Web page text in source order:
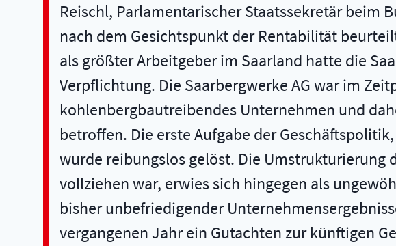
Reischl, Parlamentarischer Staatssekretär beim
nach dem Gesichtspunkt der Rentabilität
als größter Arbeitgeber im Saarland hatte die
Verpflichtung. Die Saarbergwerke AG war im
kohlenbergbautreibendes Unternehmen und
betroffen. Die erste Aufgabe der
wurde reibungslos gelöst. Die Umstrukturierung
vollziehen war, erwies sich hingegen als
bisher unbefriedigender
vergangenen Jahr ein Gutachten zur künftigen